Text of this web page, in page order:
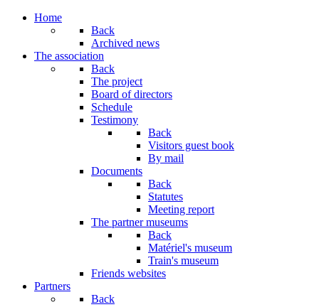
Home
Back
Archived news
The association
Back
The project
Board of directors
Schedule
Testimony
Back
Visitors guest book
By mail
Documents
Back
Statutes
Meeting report
The partner museums
Back
Matériel's museum
Train's museum
Friends websites
Partners
Back